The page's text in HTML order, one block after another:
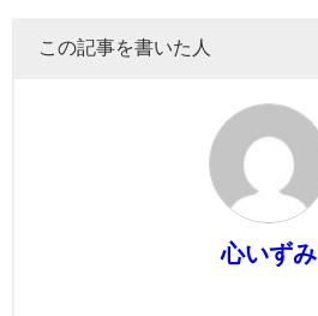
この記事を書いた人
心いずみ